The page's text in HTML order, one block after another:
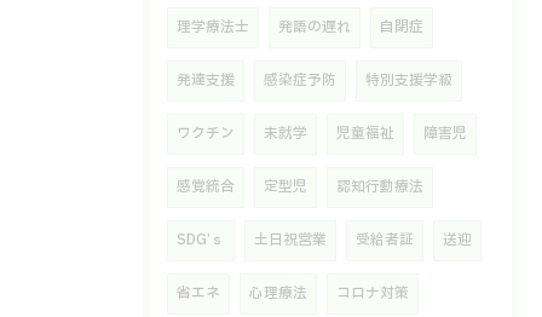
理学療法士 発語の遅れ 自閉症
発達支援 感染症予防 特別支援学級
ワクチン 未就学 児童福祉 障害児
感覚統合 定型児 認知行動療法
SDG’ｓ 土日祝営業 受給者証 送迎
省エネ 心理療法 コロナ対策